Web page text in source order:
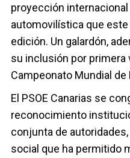
proyección
automovilística que este
edición. Un galardón,
su inclusión por primera
Campeonato Mundial de
El PSOE Canarias se
reconocimiento
conjunta de
social que ha permitido